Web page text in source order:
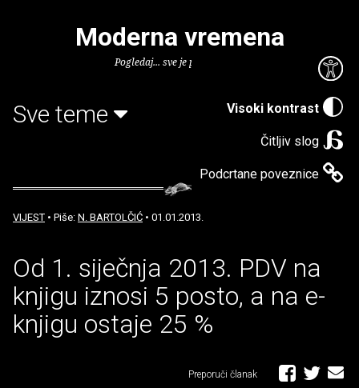
Visoki kontrast
Čitljiv slog
Podcrtane poveznice
Moderna vremena
Pogledaj... sve je puno knjiga.
Sve teme
VIJEST • Piše: N. BARTOLČIĆ • 01.01.2013.
Od 1. siječnja 2013. PDV na
knjigu iznosi 5 posto, a na e-
knjigu ostaje 25 %
Preporuči članak